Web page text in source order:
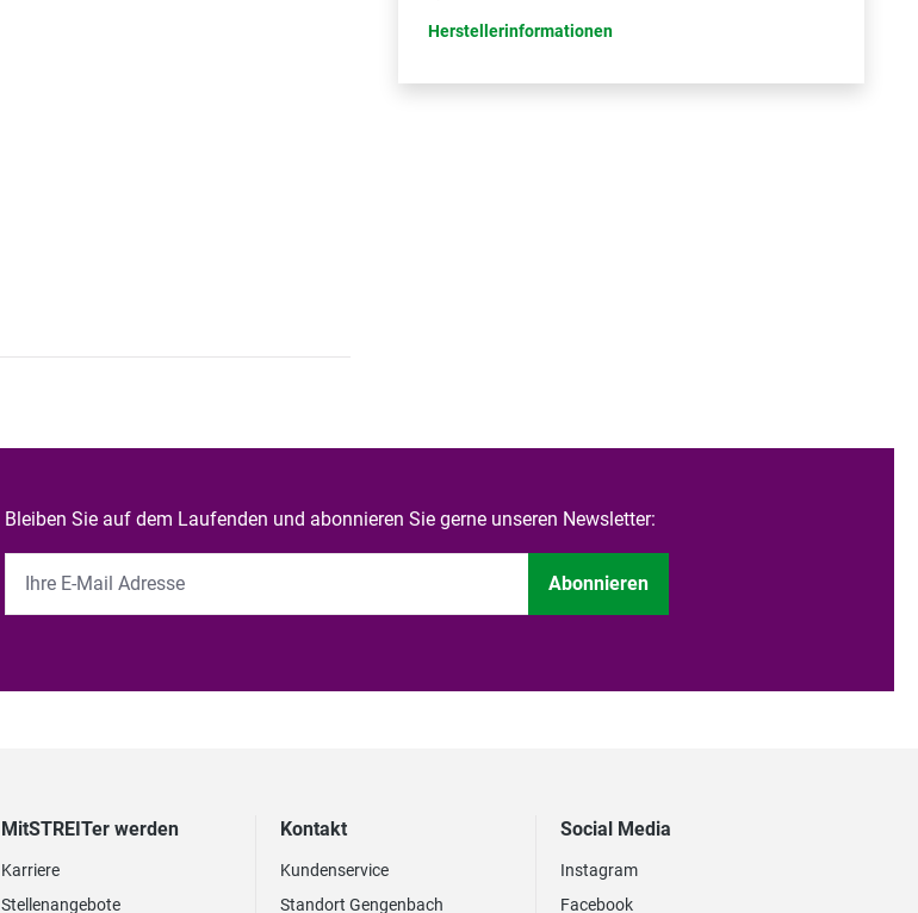
Herstellerinformationen
Bleiben Sie auf dem Laufenden und abonnieren Sie gerne unseren Newsletter:
Abonnieren
MitSTREITer werden
Karriere
Stellenangebote
Kontakt
Kundenservice
Standort Gengenbach
Social Media
Instagram
Facebook